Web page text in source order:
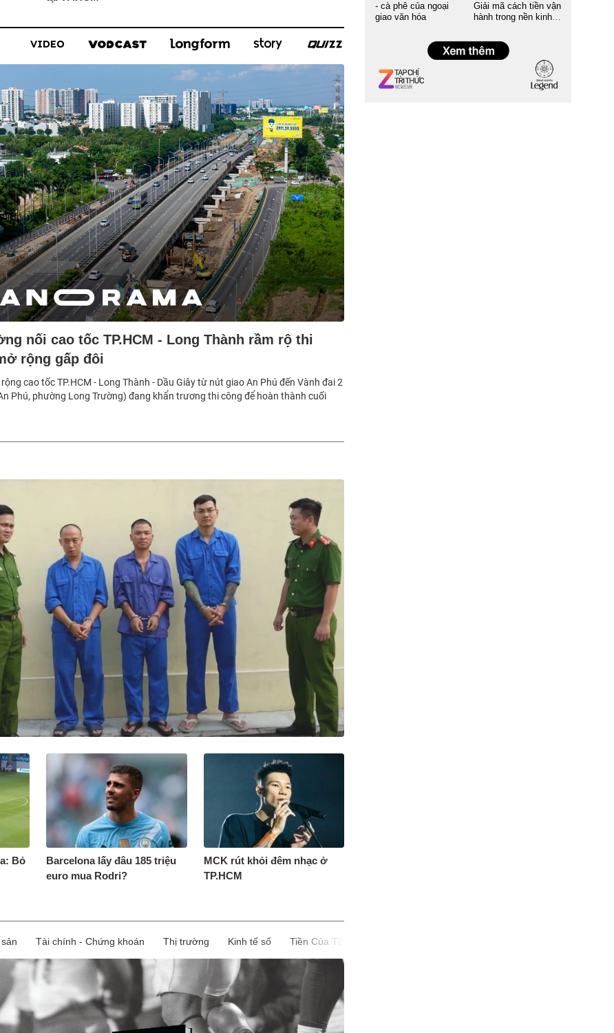
nối cao tốc TP.HCM - Long Thành rầm rộ thi
rộng gấp đôi
cao tốc TP.HCM - Long Thành - Dầu Giây từ nút giao An Phú đến Vành đai 2
Phú, phường Long Trường) đang khẩn trương thi công để hoàn thành cuối
Bỏ
Barcelona lấy đâu 185 triệu
euro mua Rodri?
MCK rút khỏi đêm nhạc ở
TP.HCM
Tài chính - Chứng khoán Thị trường Kinh tế số Tiền Của Tôi
- cà phê của ngoại
giao văn hóa
Giải mã cách tiền vận
hành trong nền kinh